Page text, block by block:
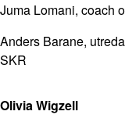
Juma Lomani, coach
Anders Barane,
SKR
Olivia Wigzell